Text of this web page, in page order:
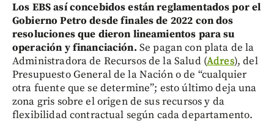
Los EBS así concebidos están reglamentados por el
Gobierno Petro desde finales de 2022 con dos
resoluciones que dieron lineamientos para su
operación y financiación. Se pagan con plata de la
Administradora de Recursos de la Salud (Adres), del
Presupuesto General de la Nación o de “cualquier
otra fuente que se determine”; esto último deja una
zona gris sobre el origen de sus recursos y da
flexibilidad contractual según cada departamento.